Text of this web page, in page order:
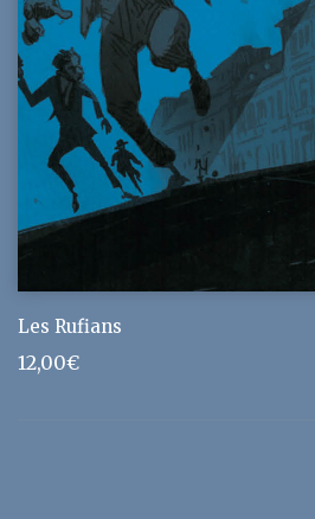
Les Rufians
12,00€